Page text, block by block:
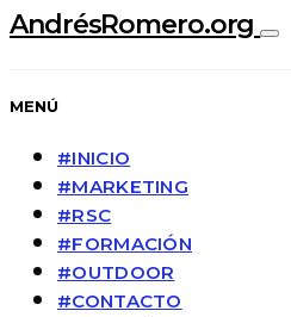
AndrésRomero.org
MENÚ
#INICIO
#MARKETING
#RSC
#FORMACIÓN
#OUTDOOR
#CONTACTO